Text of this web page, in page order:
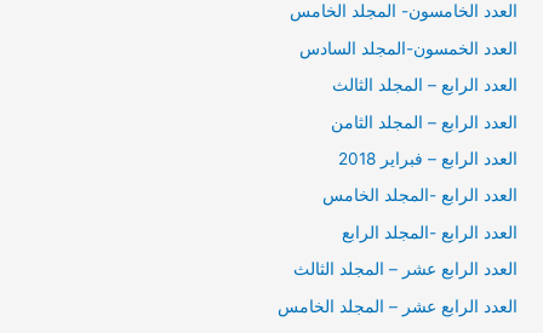
العدد الخامسون- المجلد الخامس
العدد الخمسون-المجلد السادس
العدد الرابع – المجلد الثالث
العدد الرابع – المجلد الثامن
العدد الرابع – فبراير 2018
العدد الرابع -المجلد الخامس
العدد الرابع -المجلد الرابع
العدد الرابع عشر – المجلد الثالث
العدد الرابع عشر – المجلد الخامس